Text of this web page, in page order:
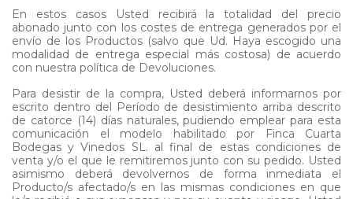
En estos casos Usted recibirá la totalidad del precio
abonado junto con los costes de entrega generados por el
envío de los Productos (salvo que Ud. Haya escogido una
modalidad de entrega especial más costosa) de acuerdo
con nuestra política de Devoluciones.
Para desistir de la compra, Usted deberá informarnos por
escrito dentro del Período de desistimiento arriba descrito
de catorce (14) días naturales, pudiendo emplear para esta
comunicación el modelo habilitado por Finca Cuarta
Bodegas y Vinedos SL. al final de estas condiciones de
venta y/o el que le remitiremos junto con su pedido. Usted
asimismo deberá devolvernos de forma inmediata el
Producto/s afectado/s en las mismas condiciones en que